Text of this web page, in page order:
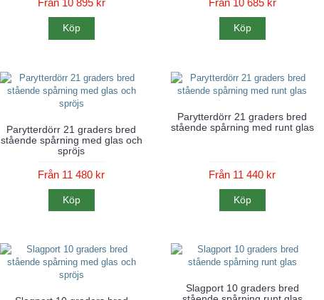
Från 10 895 kr
Köp
Från 10 685 kr
Köp
Parytterdörr 21 graders bred
stående spårning med glas och
spröjs
Från 11 480 kr
Köp
Parytterdörr 21 graders bred
stående spårning med runt glas
Från 11 440 kr
Köp
Slagport 10 graders bred